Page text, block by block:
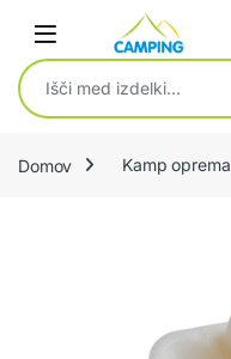
Išči:
Domov Kamp oprema